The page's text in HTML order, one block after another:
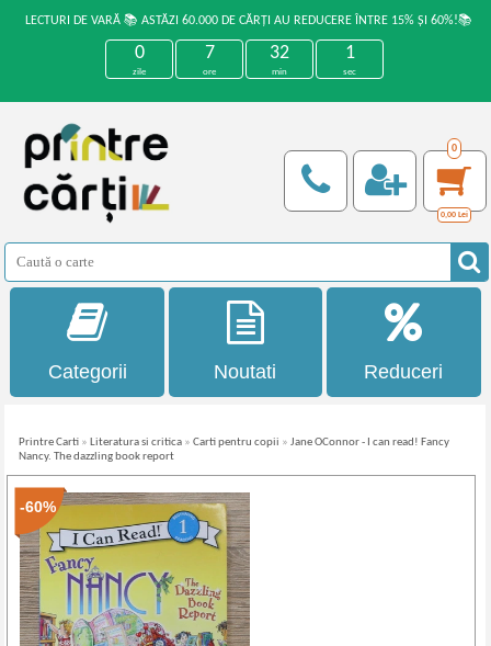
LECTURI DE VARĂ 📚 ASTĂZI 60.000 DE CĂRȚI AU REDUCERE ÎNTRE 15% ȘI 60%!📚
0
zile
7
ore
32
min
1
sec
0
0,00 Lei
Categorii Noutati Reduceri
Printre Carti » Literatura si critica »Carti pentru copii »Jane OConnor - I can read! Fancy
Nancy. The dazzling book report
-60%